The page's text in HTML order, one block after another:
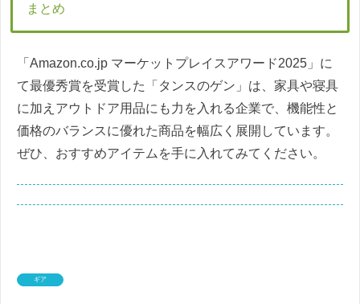
まとめ
「Amazon.co.jp マーケットプレイスアワード2025」に
て最優秀賞を受賞した「タンスのゲン」は、家具や寝具
に加えアウトドア用品にも力を入れる企業で、機能性と
価格のバランスに優れた商品を幅広く展開しています。
ぜひ、おすすめアイテムを手に入れてみてください。
ギア